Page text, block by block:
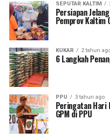
SEPUTAR KALTIM
Persiapan
Pemprov Kaltim
KUKAR 2 tahun
6 Langkah
PPU 3 tahun ago
Peringatan Hari
GPM di PPU